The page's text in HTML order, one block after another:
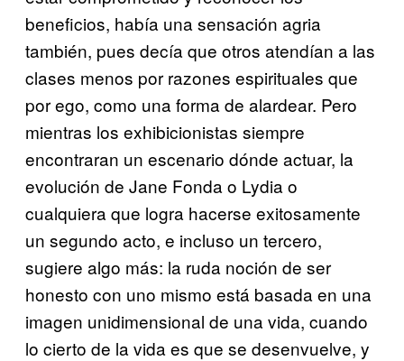
beneficios, había una sensación agria
también, pues decía que otros atendían a las
clases menos por razones espirituales que
por ego, como una forma de alardear. Pero
mientras los exhibicionistas siempre
encontraran un escenario dónde actuar, la
evolución de Jane Fonda o Lydia o
cualquiera que logra hacerse exitosamente
un segundo acto, e incluso un tercero,
sugiere algo más: la ruda noción de ser
honesto con uno mismo está basada en una
imagen unidimensional de una vida, cuando
lo cierto de la vida es que se desenvuelve, y